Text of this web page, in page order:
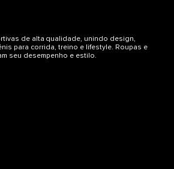
de alta qualidade, unindo design,
para corrida, treino e lifestyle. Roupas e
seu desempenho e estilo.